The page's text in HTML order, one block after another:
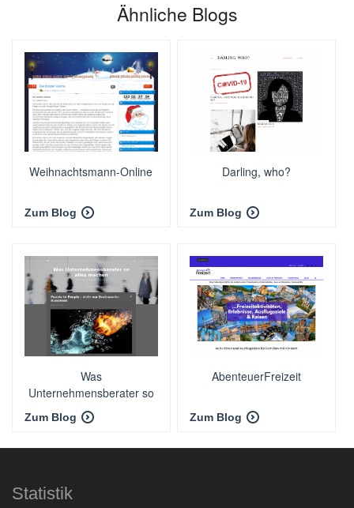
Ähnliche Blogs
Weihnachtsmann-Online
Zum Blog
Darling, who?
Zum Blog
Was
Unternehmensberater so
alles machen
Zum Blog
AbenteuerFreizeit
Zum Blog
Statistik